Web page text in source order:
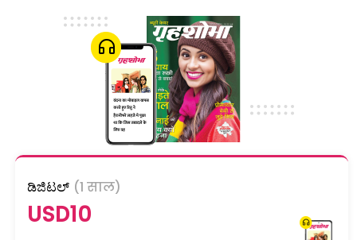
ಡಿಜಿಟಲ್ (1 साल)
USD10